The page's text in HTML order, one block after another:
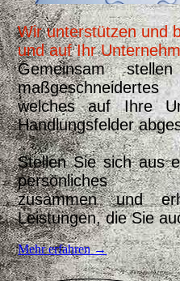
Wir unterstützen und
und auf Ihr
Gemeinsam
welches auf Ihre
Handlungsfelder
Stellen Sie sich aus
persönliches
zusammen und
Leistungen, die Sie
Mehr erfahren →